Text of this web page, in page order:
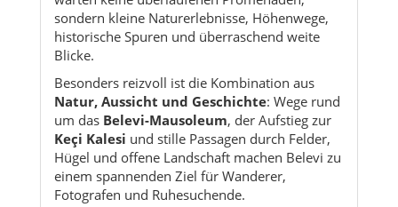
sondern kleine Naturerlebnisse, Höhenwege,
historische Spuren und überraschend weite
Blicke.
Besonders reizvoll ist die Kombination aus
Natur, Aussicht und Geschichte: Wege rund
um das Belevi-Mausoleum, der Aufstieg zur
Keçi Kalesi und stille Passagen durch Felder,
Hügel und offene Landschaft machen Belevi zu
einem spannenden Ziel für Wanderer,
Fotografen und Ruhesuchende.